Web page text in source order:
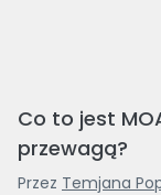
Co to jest
przewagą?
Przez Temjana